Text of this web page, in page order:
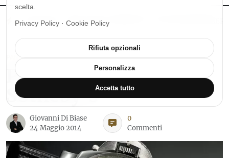
MoonSwatch: dalle origini al MISSION TO THE MOONPHASE
PANERAI
Panerai brilla da
Sotheby’s
Giovanni Di Biase
24 Maggio 2014
0
Commenti
scelta.
Privacy Policy · Cookie Policy
Rifiuta opzionali
Personalizza
Accetta tutto